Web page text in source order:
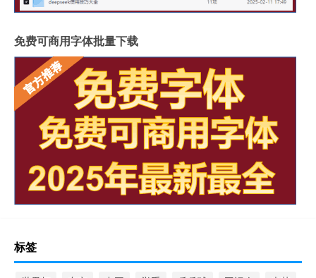
免费可商用字体批量下载
标签